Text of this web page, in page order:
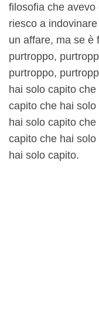
filosofia che avevo
riesco a
un affare, ma se è
purtroppo,
purtroppo,
hai solo capito
capito che hai
hai solo capito
capito che hai
hai solo capito.